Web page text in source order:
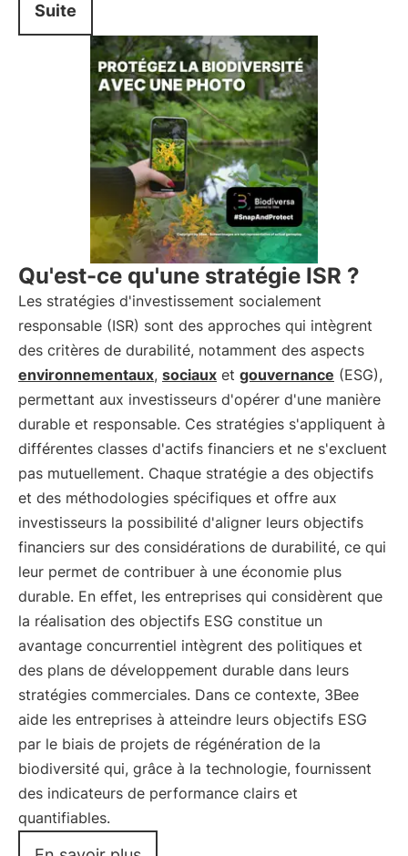
Suite
Qu'est-ce qu'une stratégie ISR ?
Les stratégies d'investissement socialement
responsable (ISR) sont des approches qui intègrent
des critères de durabilité, notamment des aspects
environnementaux, sociaux et gouvernance (ESG),
permettant aux investisseurs d'opérer d'une manière
durable et responsable. Ces stratégies s'appliquent à
différentes classes d'actifs financiers et ne s'excluent
pas mutuellement. Chaque stratégie a des objectifs
et des méthodologies spécifiques et offre aux
investisseurs la possibilité d'aligner leurs objectifs
financiers sur des considérations de durabilité, ce qui
leur permet de contribuer à une économie plus
durable. En effet, les entreprises qui considèrent que
la réalisation des objectifs ESG constitue un
avantage concurrentiel intègrent des politiques et
des plans de développement durable dans leurs
stratégies commerciales. Dans ce contexte, 3Bee
aide les entreprises à atteindre leurs objectifs ESG
par le biais de projets de régénération de la
biodiversité qui, grâce à la technologie, fournissent
des indicateurs de performance clairs et
quantifiables.